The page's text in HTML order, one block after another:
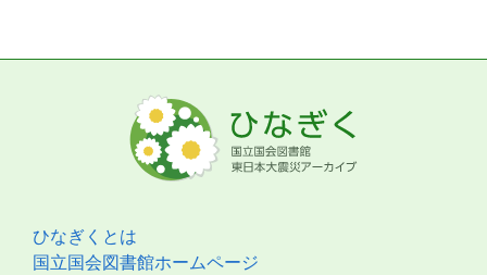
ひなぎくとは
国立国会図書館ホームページ